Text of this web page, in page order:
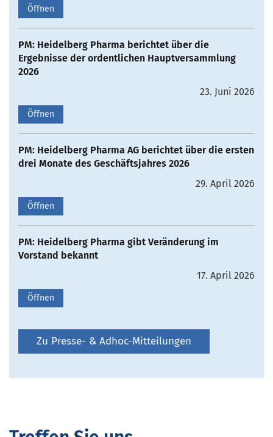
Öffnen
PM: Heidelberg Pharma berichtet über die
Ergebnisse der ordentlichen Hauptversammlung
2026
23. Juni 2026
Öffnen
PM: Heidelberg Pharma AG berichtet über die ersten
drei Monate des Geschäftsjahres 2026
29. April 2026
Öffnen
PM: Heidelberg Pharma gibt Veränderung im
Vorstand bekannt
17. April 2026
Öffnen
Zu Presse- & Adhoc-Mitteilungen